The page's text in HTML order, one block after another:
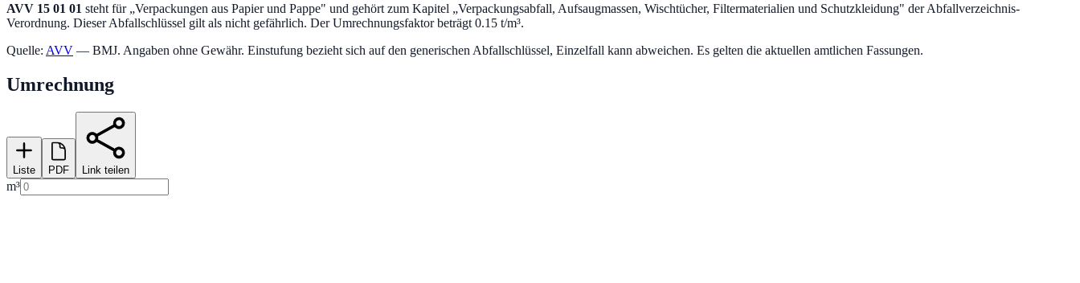
AVV 15 01 01 steht für „Verpackungen aus Papier und Pappe" und gehört zum Kapitel „Verpackungsabfall, Aufsaugmassen, Wischtücher, Filtermaterialien und Schutzkleidung" der Abfallverzeichnis-
Verordnung. Dieser Abfallschlüssel gilt als nicht gefährlich. Der Umrechnungsfaktor beträgt 0.15 t/m³.
Quelle: AVV — BMJ. Angaben ohne Gewähr. Einstufung bezieht sich auf den generischen Abfallschlüssel, Einzelfall kann abweichen. Es gelten die aktuellen amtlichen Fassungen.
Umrechnung
Liste PDF Link teilen
m³